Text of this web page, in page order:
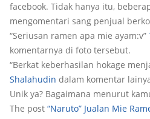
facebook. Tidak hanya itu,
mengomentari sang penjual
“Seriusan ramen apa mie ayam:v”
komentarnya di foto tersebut.
“Berkat keberhasilan hokage
Shalahudin dalam komentar
Unik ya? Bagaimana menurut
The post “Naruto” Jualan Mie